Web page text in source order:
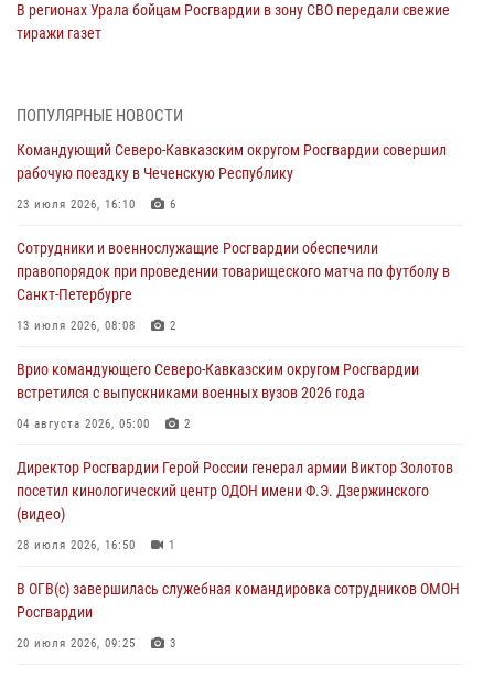
В регионах Урала бойцам Росгвардии в зону СВО передали свежие
тиражи газет
Росгвардейцы провели занятие по стрелковой подготовке для
краеведения Луганской Народной Республики
09 августа 2026, 05:00
проходит в Сибири
09 августа 2026, 04:00
Росгвардейцы провели патриотическое занятие для детей на
08 августа 2026, 14:10 3
В ЛНР росгвардейцы провели тренировку по единоборствам для
08 августа 2026, 13:00
ПОПУЛЯРНЫЕ НОВОСТИ
Командующий Северо-Кавказским округом Росгвардии совершил
рабочую поездку в Чеченскую Республику
23 июля 2026, 16:10 6
Сотрудники и военнослужащие Росгвардии обеспечили
правопорядок при проведении товарищеского матча по футболу в
Санкт-Петербурге
13 июля 2026, 08:08 2
Врио командующего Северо-Кавказским округом Росгвардии
встретился с выпускниками военных вузов 2026 года
04 августа 2026, 05:00 2
Директор Росгвардии Герой России генерал армии Виктор Золотов
посетил кинологический центр ОДОН имени Ф.Э. Дзержинского
(видео)
28 июля 2026, 16:50 1
В ОГВ(с) завершилась служебная командировка сотрудников ОМОН
Росгвардии
20 июля 2026, 09:25 3